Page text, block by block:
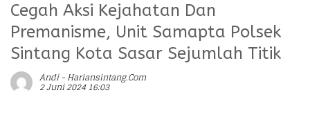
Cegah Aksi Kejahatan Dan
Premanisme, Unit Samapta Polsek
Sintang Kota Sasar Sejumlah Titik
Andi - Hariansintang.com
2 Juni 2024 16:03